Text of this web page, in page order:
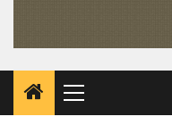
Primary
Menu